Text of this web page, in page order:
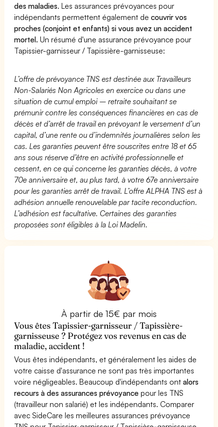
des maladies. Les assurances prévoyances pour
indépendants permettent également decouvrir vos
proches (conjoint et enfants) si vous avez un accident
mortel. Un résumé d'une assurance prévoyance pour
Tapissier-garnisseur / Tapissière-garnisseuse:
L’offre de prévoyance TNS est destinée aux Travailleurs
Non-Salariés Non Agricoles en exercice ou dans une
situation de cumul emploi – retraite souhaitant se
prémunir contre les conséquences financières en cas de
décès et d’arrêt de travail en prévoyant le versement d’un
capital, d’une rente ou d’indemnités journalières selon les
cas. Les garanties peuvent être souscrites entre 18 et 65
ans sous réserve d’être en activité professionnelle et
cessent, en ce qui concerne les garanties décès, à votre
70e anniversaire et, au plus tard, à votre 67e anniversaire
pour les garanties arrêt de travail. L’offre ALPHA TNS est à
adhésion annuelle renouvelable par tacite reconduction.
L’adhésion est facultative. Certaines des garanties
proposées sont éligibles à la Loi Madelin.
À partir de 15€ par mois
Vous êtes Tapissier-garnisseur / Tapissière-
garnisseuse ? Protégez vos revenus en cas de
maladie, accident !
Vous êtes indépendants, et généralement les aides de
votre caisse d'assurance ne sont pas très importantes
voire négligeables. Beaucoup d'indépendants ontalors
recours à des assurances prévoyance pour les TNS
(travailleur non salarié) et les indépendants. Comparer
avec SideCare les meilleures assurances prévoyance